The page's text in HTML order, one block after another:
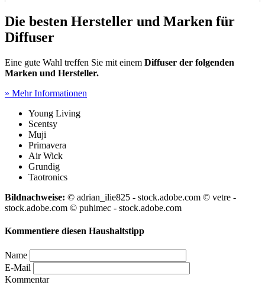
Die besten Hersteller und Marken für
Diffuser
Eine gute Wahl treffen Sie mit einem Diffuser der folgenden
Marken und Hersteller.
» Mehr Informationen
Young Living
Scentsy
Muji
Primavera
Air Wick
Grundig
Taotronics
Bildnachweise: © adrian_ilie825 - stock.adobe.com © vetre -
stock.adobe.com © puhimec - stock.adobe.com
Kommentiere diesen Haushaltstipp
Name
E-Mail
Kommentar